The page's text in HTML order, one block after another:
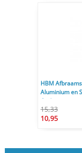
HBM
Aluminium en
15,33
10,95